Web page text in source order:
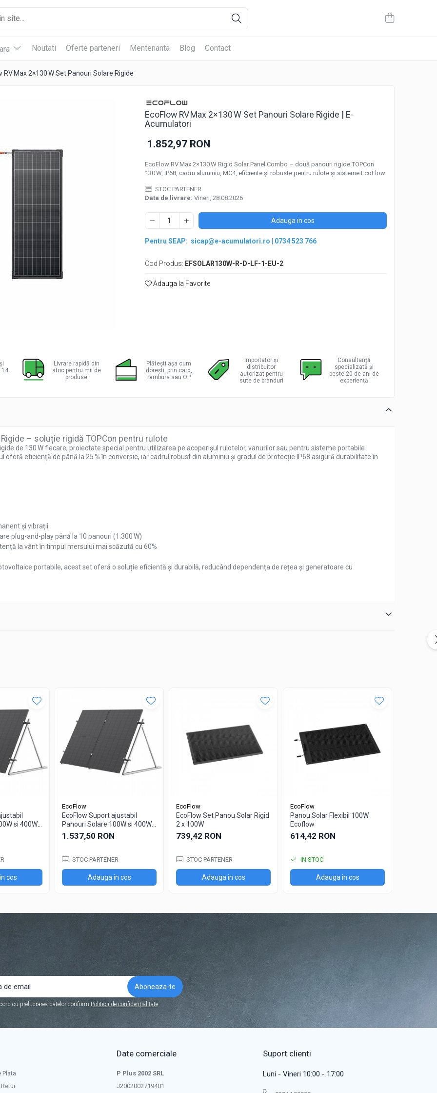
Noutati Oferte parteneri Mentenanta Blog Contact
RV Max 2×130 W Set Panouri Solare Rigide
EcoFlow RV Max 2×130 W Set Panouri Solare Rigide | E-
Acumulatori
1.852,97 RON
EcoFlow RV Max 2×130 W Rigid Solar Panel Combo – două panouri rigide TOPCon
130 W, IP68, cadru aluminiu, MC4, eficiente și robuste pentru rulote și sisteme EcoFlow.
STOC PARTENER
Data de livrare: Vineri, 28.08.2026
Adauga in cos
Pentru SEAP: sicap@e-acumulatori.ro 0734 523 766
Cod Produs: EFSOLAR130W-R-D-LF-1-EU-2
Adauga la Favorite
14
Livrare rapidă din
stoc pentru mii de
produse
Plătești așa cum
dorești, prin card,
ramburs sau OP
Importator și
distribuitor
autorizat pentru
sute de branduri
Consultanță
specializată și
peste 20 de ani de
experiență
– soluție rigidă TOPCon pentru rulote
de 130 W fiecare, proiectate special pentru utilizarea pe acoperișul rulotelor, vanurilor sau pentru sisteme portabile
oferă eficiență de până la 25 % în conversie, iar cadrul robust din aluminiu și gradul de protecție IP68 asigură durabilitate în
și vibrații
plug-and-play până la 10 panouri (1.300 W)
la vânt în timpul mersului mai scăzută cu 60%
portabile, acest set oferă o soluție eficientă și durabilă, reducând dependența de rețea și generatoare cu
si 400W -
cos
EcoFlow
EcoFlow Suport ajustabil
Panouri Solare 100W si 400W -
400W
1.537,50 RON
STOC PARTENER
Adauga in cos
EcoFlow
EcoFlow Set Panou Solar Rigid
2 x 100W
739,42 RON
STOC PARTENER
Adauga in cos
EcoFlow
Panou Solar Flexibil 100W
Ecoflow
614,42 RON
IN STOC
Adauga in cos
cu prelucrarea datelor conform Politicii de confidențialitate
Plata
Date comerciale
P Plus 2002 SRL
J2002002719401
Suport clienti
Luni - Vineri 10:00 - 17:00